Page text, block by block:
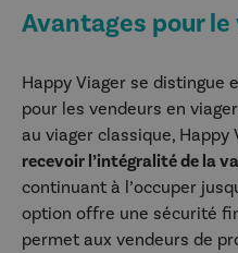
Avantages pour
Happy Viager se distingue
pour les vendeurs en
au viager classique,
recevoir l’intégralité de la
continuant à l’occuper
option offre une sécurité
permet aux vendeurs de